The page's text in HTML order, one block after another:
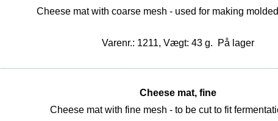
Cheese mat with coarse mesh - used for making
Varenr.: 1211, Vægt: 43 g. På lager
Cheese mat, fine
Cheese mat with fine mesh - to be cut to fit